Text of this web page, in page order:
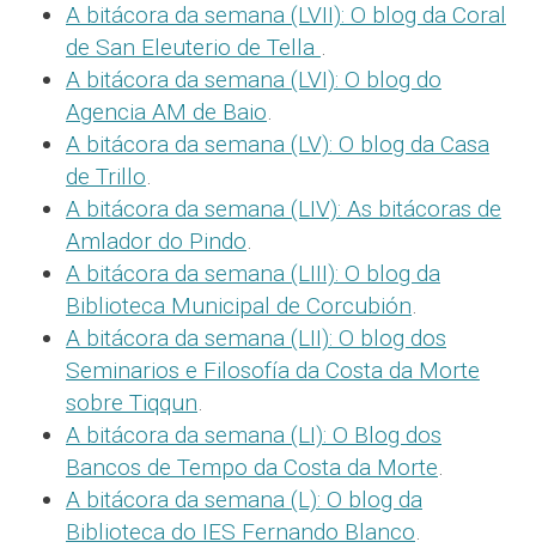
A bitácora da semana (LVII): O blog da Coral
de San Eleuterio de Tella .
A bitácora da semana (LVI): O blog do
Agencia AM de Baio.
A bitácora da semana (LV): O blog da Casa
de Trillo.
A bitácora da semana (LIV): As bitácoras de
Amlador do Pindo.
A bitácora da semana (LIII): O blog da
Biblioteca Municipal de Corcubión.
A bitácora da semana (LII): O blog dos
Seminarios e Filosofía da Costa da Morte
sobre Tiqqun.
A bitácora da semana (LI): O Blog dos
Bancos de Tempo da Costa da Morte.
A bitácora da semana (L): O blog da
Biblioteca do IES Fernando Blanco.